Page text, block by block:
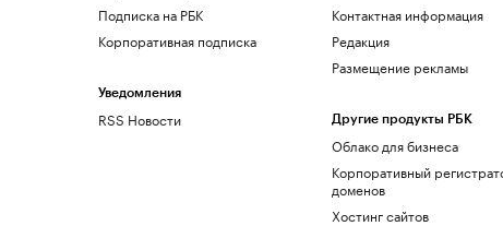
Подписка на РБК
Корпоративная подписка
Уведомления
RSS Новости
Контактная информация
Редакция
Размещение рекламы
Другие продукты РБК
Облако для бизнеса
Корпоративный
доменов
Хостинг сайтов